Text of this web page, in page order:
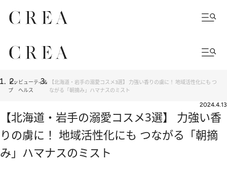
トッ
プ
ビューティ＆
ヘルス
【北海道・岩手の溺愛コスメ3選】 力強い香りの虜に！ 地域活性化にも つ
ながる「朝摘み」ハマナスのミスト
2024.4.13
【北海道・岩手の溺愛コスメ3選】 力強い香
りの虜に！ 地域活性化にも つながる「朝摘
み」ハマナスのミスト